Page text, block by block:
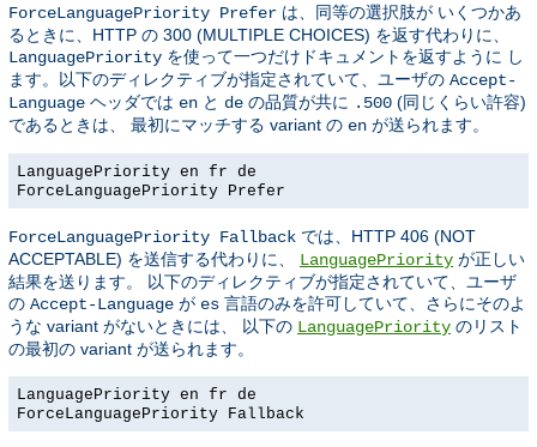
ForceLanguagePriority Prefer は、同等の選択肢が いくつかあ
るときに、HTTP の 300 (MULTIPLE CHOICES) を返す代わりに、
LanguagePriority を使って一つだけドキュメントを返すように し
ます。以下のディレクティブが指定されていて、ユーザの Accept-
Language ヘッダでは en と de の品質が共に .500 (同じくらい許容)
であるときは、 最初にマッチする variant の en が送られます。
LanguagePriority en fr de
ForceLanguagePriority Prefer
ForceLanguagePriority Fallback では、HTTP 406 (NOT
ACCEPTABLE) を送信する代わりに、 LanguagePriority が正しい
結果を送ります。 以下のディレクティブが指定されていて、ユーザ
の Accept-Language が es 言語のみを許可していて、さらにそのよ
うな variant がないときには、 以下の LanguagePriority のリスト
の最初の variant が送られます。
LanguagePriority en fr de
ForceLanguagePriority Fallback